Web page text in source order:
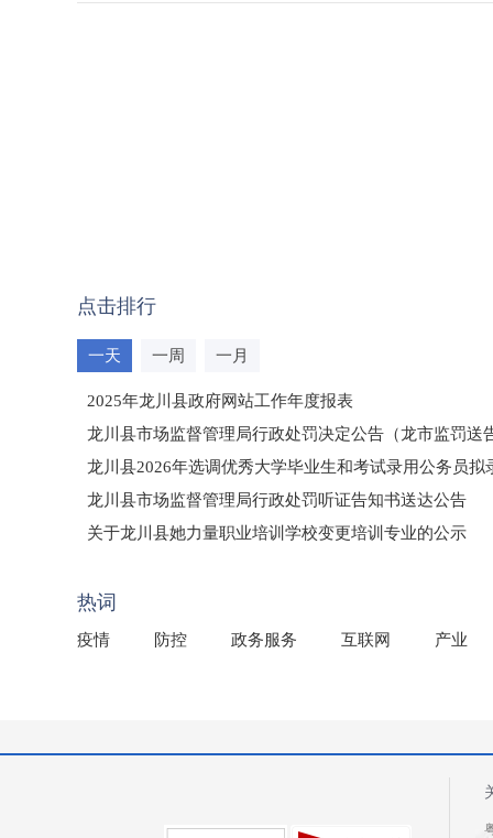
点击排行
一天 一周 一月
2025年龙川县政府网站工作年度报表
龙川县市场监督管理局行政处罚决定公告（龙市监罚送
龙川县2026年选调优秀大学毕业生和考试录用公务员拟
龙川县市场监督管理局行政处罚听证告知书送达公告
（龙市监罚送告〔2026〕71号）
关于龙川县她力量职业培训学校变更培训专业的公示
热词
疫情 防控 政务服务 互联网 产业